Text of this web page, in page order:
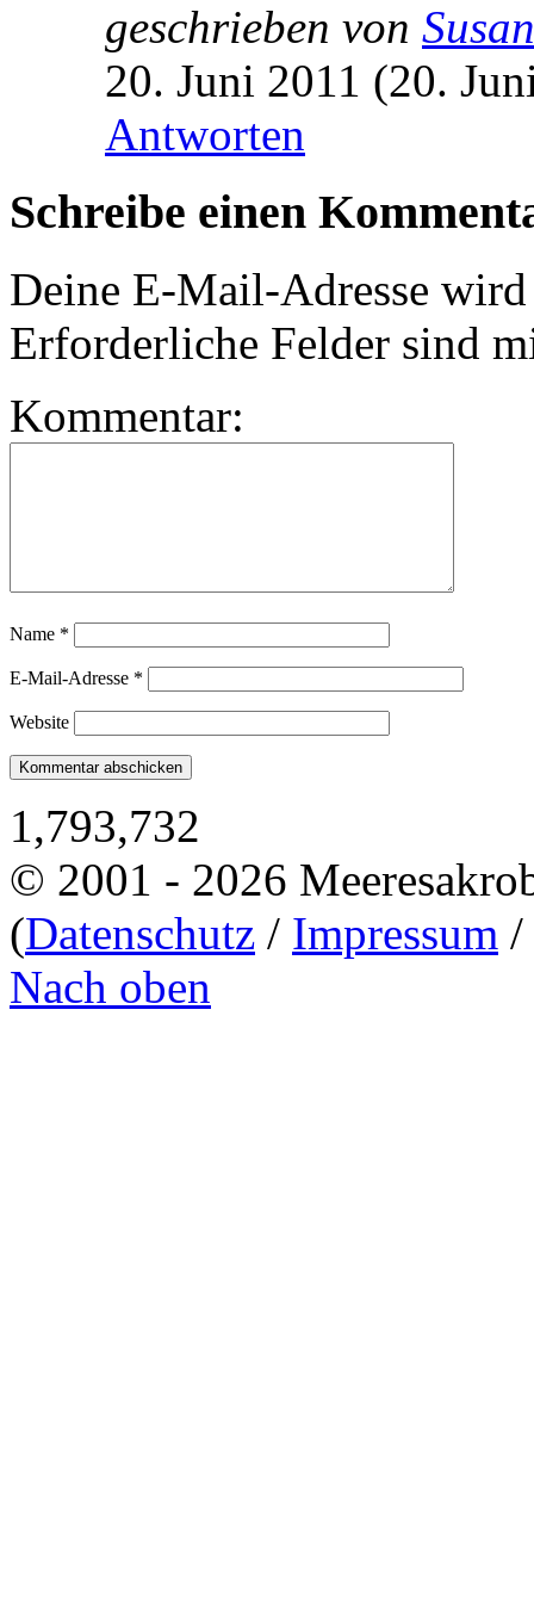
geschrieben von
20. Juni 2011 (20.
Antworten
Schreibe einen
Deine E-Mail-Adresse
Erforderliche Felder sind
Kommentar:
Name *
E-Mail-Adresse *
Website
1,793,732
© 2001 - 2026
(Datenschutz / Impressum /
Nach oben